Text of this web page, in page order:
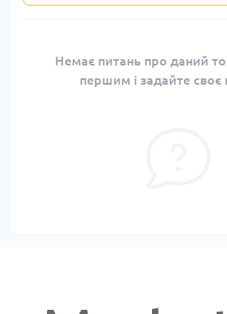
Немає питань про даний
першим і задайте своє